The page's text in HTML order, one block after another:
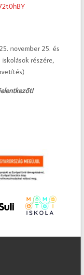
november 25. és
részére,